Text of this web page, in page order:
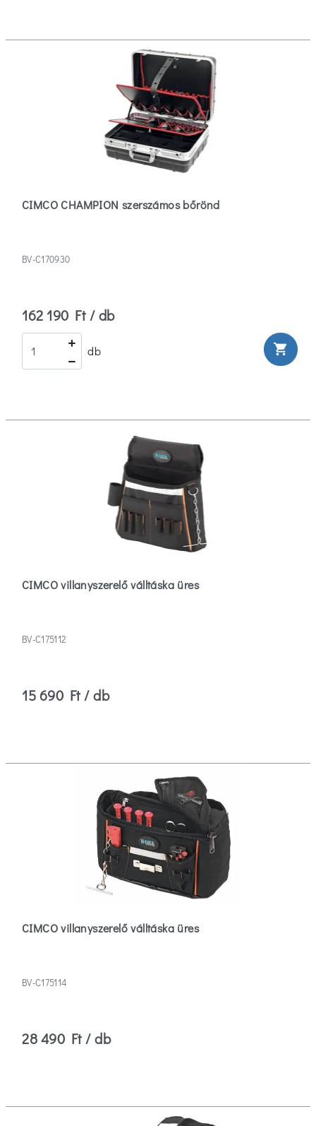
CIMCO CHAMPION szerszámos bőrönd
BV-C170930
162 190 Ft / db
db shopping_cart
CIMCO villanyszerelő válltáska üres
BV-C175112
15 690 Ft / db
CIMCO villanyszerelő válltáska üres
BV-C175114
28 490 Ft / db